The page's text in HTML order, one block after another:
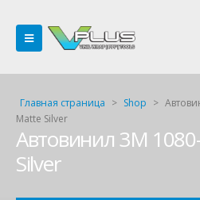
Главная страница > Shop >
Matte Silver
Автовинил 3M
Silver